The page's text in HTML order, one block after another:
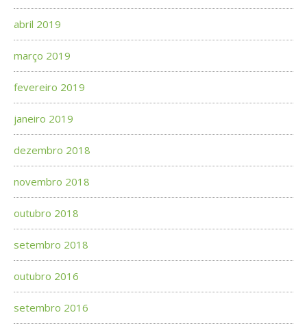
abril 2019
março 2019
fevereiro 2019
janeiro 2019
dezembro 2018
novembro 2018
outubro 2018
setembro 2018
outubro 2016
setembro 2016